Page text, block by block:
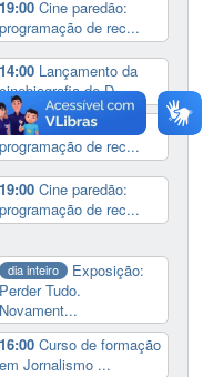
19:00Cine paredão:
programação de rec...
14:00 Lançamento da
cinebiografia de D...
19:00 Cine paredão:
programação de rec...
19:00Cine paredão:
programação de rec...
dia inteiro
Exposição:
Perder Tudo.
Novament...
16:00Curso de formação
em Jornalismo ...